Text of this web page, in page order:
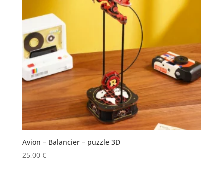
Avion – Balancier – puzzle 3D
25,00 €